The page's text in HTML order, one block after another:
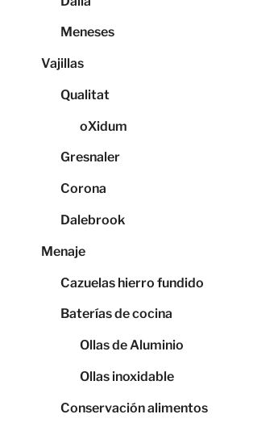
Meneses
Vajillas
Qualitat
oXidum
Gresnaler
Corona
Dalebrook
Menaje
Cazuelas hierro fundido
Baterías de cocina
Ollas de Aluminio
Ollas inoxidable
Conservación alimentos